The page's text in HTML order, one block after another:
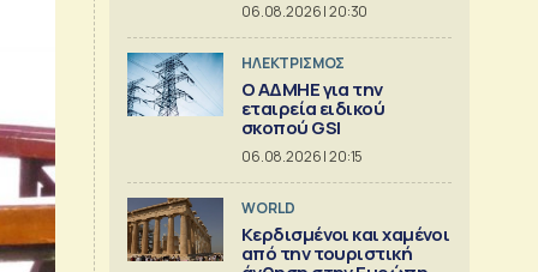
06.08.2026 | 20:30
ΗΛΕΚΤΡΙΣΜΟΣ
O ΑΔΜΗΕ για την
εταιρεία ειδικού
σκοπού GSI
06.08.2026 | 20:15
WORLD
Κερδισμένοι και χαμένοι
από την τουριστική